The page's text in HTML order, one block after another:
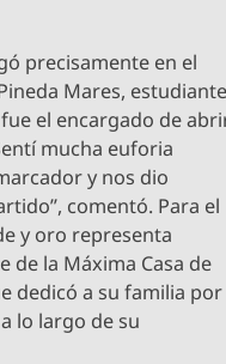
precisamente en el
Mares,
el encargado de
mucha euforia
y nos dio
comentó. Para el
y oro representa
la Máxima Casa de
dedicó a su familia por
lo largo de su